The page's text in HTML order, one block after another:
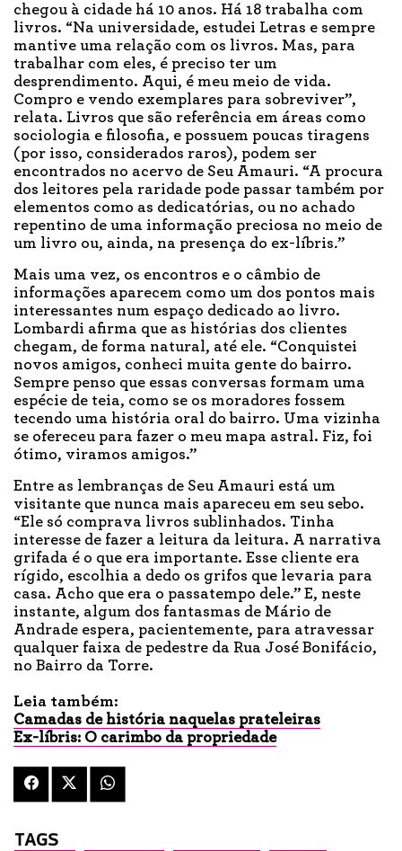
chegou à cidade há 10 anos. Há 18 trabalha com
livros. “Na universidade, estudei Letras e sempre
mantive uma relação com os livros. Mas, para
trabalhar com eles, é preciso ter um
desprendimento. Aqui, é meu meio de vida.
Compro e vendo exemplares para sobreviver”,
relata. Livros que são referência em áreas como
sociologia e filosofia, e possuem poucas tiragens
(por isso, considerados raros), podem ser
encontrados no acervo de Seu Amauri. “A procura
dos leitores pela raridade pode passar também por
elementos como as dedicatórias, ou no achado
repentino de uma informação preciosa no meio de
um livro ou, ainda, na presença do ex-líbris.”
Mais uma vez, os encontros e o câmbio de
informações aparecem como um dos pontos mais
interessantes num espaço dedicado ao livro.
Lombardi afirma que as histórias dos clientes
chegam, de forma natural, até ele. “Conquistei
novos amigos, conheci muita gente do bairro.
Sempre penso que essas conversas formam uma
espécie de teia, como se os moradores fossem
tecendo uma história oral do bairro. Uma vizinha
se ofereceu para fazer o meu mapa astral. Fiz, foi
ótimo, viramos amigos.”
Entre as lembranças de Seu Amauri está um
visitante que nunca mais apareceu em seu sebo.
“Ele só comprava livros sublinhados. Tinha
interesse de fazer a leitura da leitura. A narrativa
grifada é o que era importante. Esse cliente era
rígido, escolhia a dedo os grifos que levaria para
casa. Acho que era o passatempo dele.” E, neste
instante, algum dos fantasmas de Mário de
Andrade espera, pacientemente, para atravessar
qualquer faixa de pedestre da Rua José Bonifácio,
no Bairro da Torre.
Leia também:
Camadas de história naquelas prateleiras
Ex-líbris: O carimbo da propriedade
TAGS